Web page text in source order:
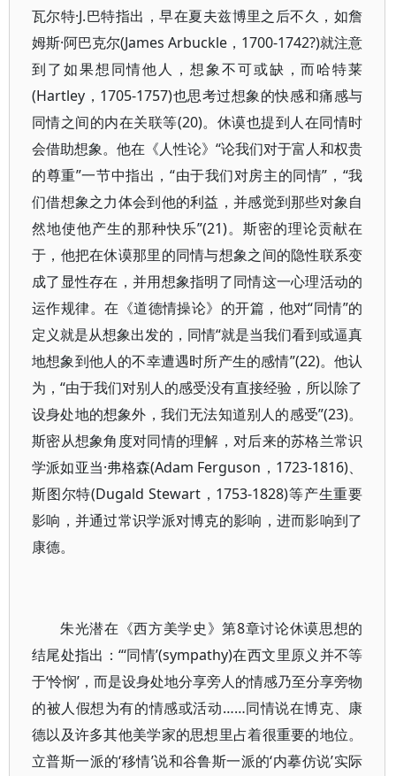
瓦尔特·J.巴特指出，早在夏夫兹博里之后不久，如詹
姆斯·阿巴克尔(James Arbuckle，1700-1742?)就注意
到了如果想同情他人，想象不可或缺，而哈特莱
(Hartley，1705-1757)也思考过想象的快感和痛感与
同情之间的内在关联等(20)。休谟也提到人在同情时
会借助想象。他在《人性论》“论我们对于富人和权贵
的尊重”一节中指出，“由于我们对房主的同情”，“我
们借想象之力体会到他的利益，并感觉到那些对象自
然地使他产生的那种快乐”(21)。斯密的理论贡献在
于，他把在休谟那里的同情与想象之间的隐性联系变
成了显性存在，并用想象指明了同情这一心理活动的
运作规律。在《道德情操论》的开篇，他对“同情”的
定义就是从想象出发的，同情“就是当我们看到或逼真
地想象到他人的不幸遭遇时所产生的感情”(22)。他认
为，“由于我们对别人的感受没有直接经验，所以除了
设身处地的想象外，我们无法知道别人的感受”(23)。
斯密从想象角度对同情的理解，对后来的苏格兰常识
学派如亚当·弗格森(Adam Ferguson，1723-1816)、
斯图尔特(Dugald Stewart，1753-1828)等产生重要
影响，并通过常识学派对博克的影响，进而影响到了
康德。
朱光潜在《西方美学史》第8章讨论休谟思想的
结尾处指出：“‘同情’(sympathy)在西文里原义并不等
于‘怜悯’，而是设身处地分享旁人的情感乃至分享旁物
的被人假想为有的情感或活动……同情说在博克、康
德以及许多其他美学家的思想里占着很重要的地位。
立普斯一派的‘移情’说和谷鲁斯一派的‘内摹仿说’实际